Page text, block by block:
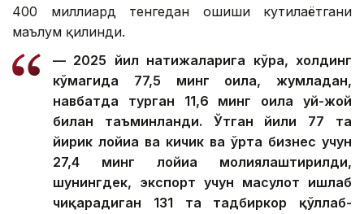
400 миллиард тенгедан ошиши кутилаётгани
маълум қилинди.
— 2025 йил натижаларига кўра, холдинг
кўмагида 77,5 минг оила, жумладан,
навбатда турган 11,6 минг оила уй-жой
билан таъминланди. Ўтган йили 77 та
йирик лойиҳа ва кичик ва ўрта бизнес учун
27,4 минг лойиҳа молиялаштирилди,
шунингдек, экспорт учун маҳсулот ишлаб
чиқарадиган 131 та тадбиркор қўллаб-